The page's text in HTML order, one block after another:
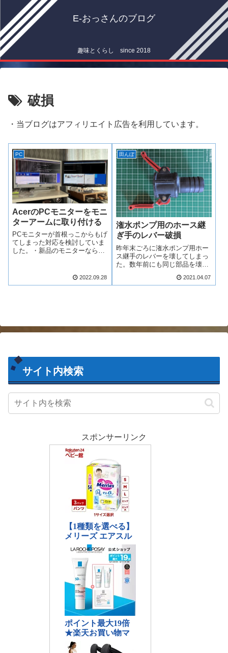
E-おっさんのブログ
趣味とくらし since 2018
破損
・当ブログはアフィリエイト広告を利用しています。
PC
AcerのPCモニターをモニ
ターアームに取り付ける
PCモニターが首根っこからもげ
てしまった対応を検討していま
した。・新品のモニターなら1
なら中古モニターと同程度～１
2022.09.28
田んぼ
潅水ポンプ用のホース継
ぎ手のレバー破損
昨年末ごろに潅水ポンプ用ホー
ス継手のレバーを壊してしまっ
た。数年前にも同じ部品を壊し
り、トラクターを使用する時期
2021.04.07
サイト内検索
スポンサーリンク